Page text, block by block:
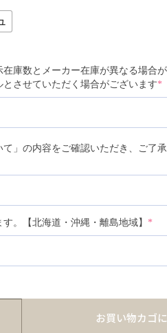
在庫数とメーカー在庫が異なる場合
させていただく場合がございます*
て」の内容をご確認いただき、ご了
。【北海道・沖縄・離島地域】 *
お買い物カゴ